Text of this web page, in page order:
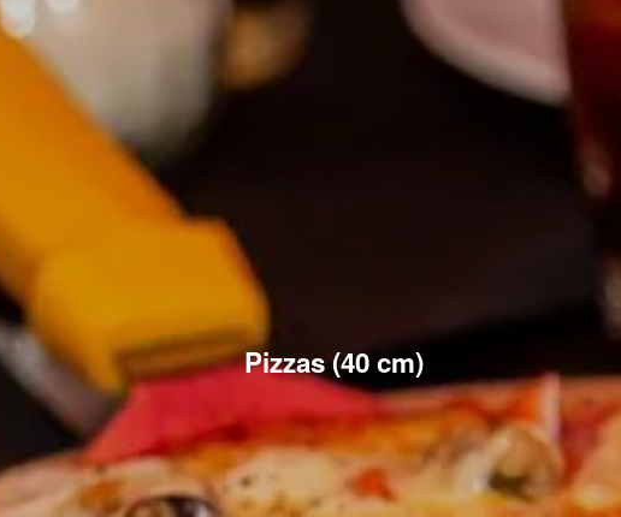
Pizzas (40 cm)